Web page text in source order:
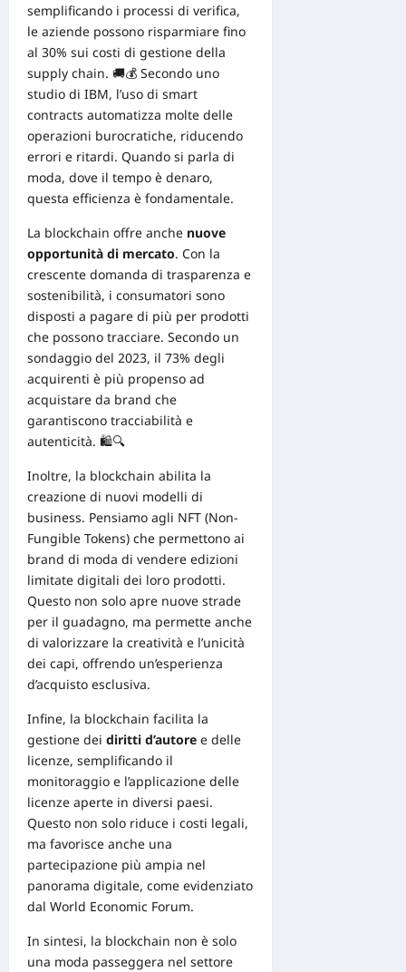
semplificando i processi di verifica,
le aziende possono risparmiare fino
al 30% sui costi di gestione della
supply chain. 🚚💰 Secondo uno
studio di IBM, l’uso di smart
contracts automatizza molte delle
operazioni burocratiche, riducendo
errori e ritardi. Quando si parla di
moda, dove il tempo è denaro,
questa efficienza è fondamentale.
La blockchain offre anche nuove
opportunità di mercato. Con la
crescente domanda di trasparenza e
sostenibilità, i consumatori sono
disposti a pagare di più per prodotti
che possono tracciare. Secondo un
sondaggio del 2023, il 73% degli
acquirenti è più propenso ad
acquistare da brand che
garantiscono tracciabilità e
autenticità. 🛍️🔍
Inoltre, la blockchain abilita la
creazione di nuovi modelli di
business. Pensiamo agli NFT (Non-
Fungible Tokens) che permettono ai
brand di moda di vendere edizioni
limitate digitali dei loro prodotti.
Questo non solo apre nuove strade
per il guadagno, ma permette anche
di valorizzare la creatività e l’unicità
dei capi, offrendo un’esperienza
d’acquisto esclusiva.
Infine, la blockchain facilita la
gestione dei diritti d’autore e delle
licenze, semplificando il
monitoraggio e l’applicazione delle
licenze aperte in diversi paesi.
Questo non solo riduce i costi legali,
ma favorisce anche una
partecipazione più ampia nel
panorama digitale, come evidenziato
dal World Economic Forum.
In sintesi, la blockchain non è solo
una moda passeggera nel settore